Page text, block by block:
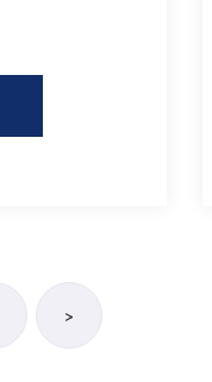
>